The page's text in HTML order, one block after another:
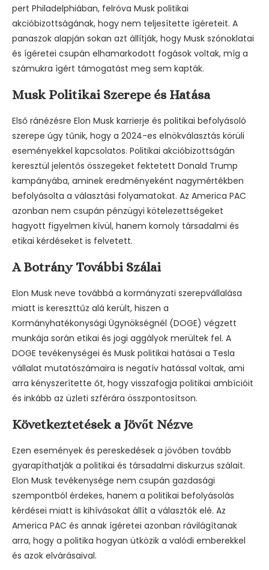
pert Philadelphiában, felróva Musk politikai
akcióbizottságának, hogy nem teljesítette ígéreteit. A
panaszok alapján sokan azt állítják, hogy Musk szónoklatai
és ígéretei csupán elhamarkodott fogások voltak, míg a
számukra ígért támogatást meg sem kapták.
Musk Politikai Szerepe és Hatása
Első ránézésre Elon Musk karrierje és politikai befolyásoló
szerepe úgy tűnik, hogy a 2024-es elnökválasztás körüli
eseményekkel kapcsolatos. Politikai akcióbizottságán
keresztül jelentős összegeket fektetett Donald Trump
kampányába, aminek eredményeként nagymértékben
befolyásolta a választási folyamatokat. Az America PAC
azonban nem csupán pénzügyi kötelezettségeket
hagyott figyelmen kívül, hanem komoly társadalmi és
etikai kérdéseket is felvetett.
A Botrány További Szálai
Elon Musk neve továbbá a kormányzati szerepvállalása
miatt is kereszttűz alá került, hiszen a
Kormányhatékonysági Ügynökségnél (DOGE) végzett
munkája során etikai és jogi aggályok merültek fel. A
DOGE tevékenységei és Musk politikai hatásai a Tesla
vállalat mutatószámaira is negatív hatással voltak, ami
arra kényszerítette őt, hogy visszafogja politikai ambícióit
és inkább az üzleti szférára összpontosítson.
Következtetések a Jövőt Nézve
Ezen események és pereskedések a jövőben tovább
gyarapíthatják a politikai és társadalmi diskurzus szálait.
Elon Musk tevékenysége nem csupán gazdasági
szempontból érdekes, hanem a politikai befolyásolás
kérdései miatt is kihívásokat állít a választók elé. Az
America PAC és annak ígéretei azonban rávilágítanak
arra, hogy a politika hogyan ütközik a valódi emberekkel
és azok elvárásaival.